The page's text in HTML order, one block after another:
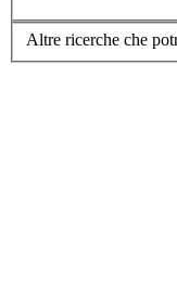
Altre ricerche che